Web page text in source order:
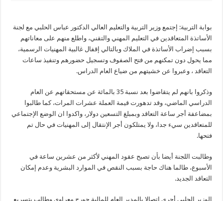
المهني
مطالبهم
وعمم
موظفي
التربية
بوابة التربية: إجتمع وزير التربية والتعليم العالي الدكتور عباس الحلبي مع لجنة
الأساتذة المتعاقدين في التعليم المهني والتقني، واطلع منهم على معاناتهم
بسبب إضراب الأساتذة في الملاك وبالتالي إقفال غالبية المهنيات الرسمية،
مما يحول دون تمكنهم من فتح الصفوف وتسجيل حضورهم وتنفيذ ساعات
التعاقد ، وعبروا عن خشيتهم من ضياع العام الدراس.
وذكروا بانهم لم يتقاضوا بعد نسبة 35 بالمائة عن مستحقاتهم عن العام
الدراسي الماضي، وقد تدهورت قيمة العملة عشرات المرات، كما طالبوا
بمضاعفة أجر ساعة التعاقد وبمبلغ التسعين دولار، واكدوا ان الوضع الإجتماعي
للمتعاقدين سيء جدا، ولا يمتلكون أجر الإنتقال إلى المهنيات في حال تم
فتحها.
وطالبت اللجنة أيضا بأن تصبح عقود المهني لأكثر من عشرين ساعة في
الأسبوع، طالما هناك حاجة بسبب النقص في الموارد البشرية وعدم إمكان
التعاقد الجديد.
الوزير الحلبي أجرى اتصالا بالمدير العام للمالية جورج معراوي وطالب بتسريع